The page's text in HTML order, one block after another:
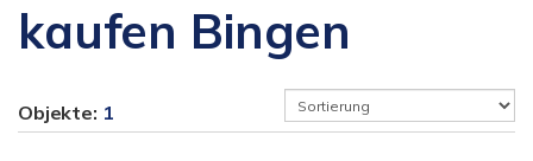
kaufen Bingen
Objekte: 1